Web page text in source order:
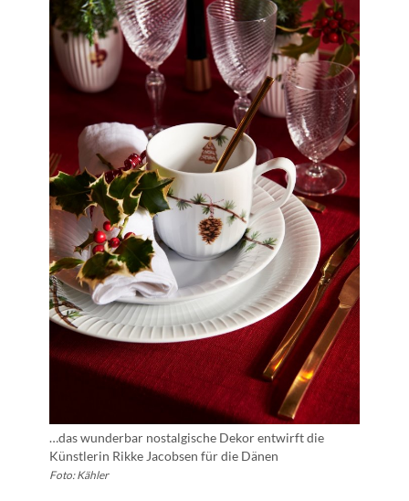
…das wunderbar nostalgische Dekor entwirft die
Künstlerin Rikke Jacobsen für die Dänen
Foto: Kähler